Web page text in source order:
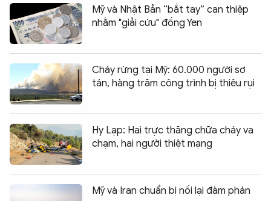
Mỹ và Nhật Bản “bắt tay” can thiệp
nhằm "giải cứu" đồng Yen
Cháy rừng tại Mỹ: 60.000 người sơ
tán, hàng trăm công trình bị thiêu rụi
Hy Lạp: Hai trực thăng chữa cháy va
chạm, hai người thiệt mạng
Mỹ và Iran chuẩn bị nối lại đàm phán